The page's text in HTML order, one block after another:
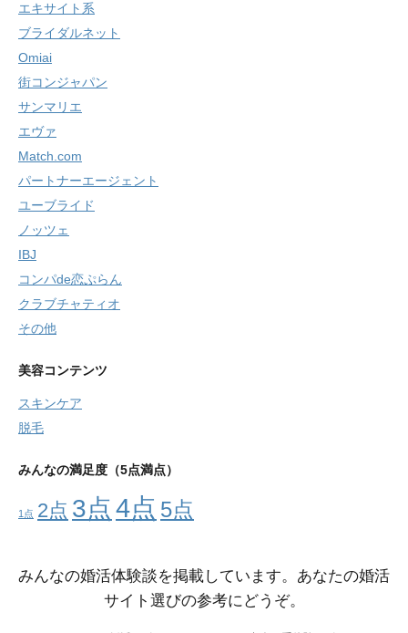
エキサイト系
ブライダルネット
Omiai
街コンジャパン
サンマリエ
エヴァ
Match.com
パートナーエージェント
ユーブライド
ノッツェ
IBJ
コンパde恋ぷらん
クラブチャティオ
その他
美容コンテンツ
スキンケア
脱毛
みんなの満足度（5点満点）
1点 2点 3点4点 5点
みんなの婚活体験談を掲載しています。あなたの婚活
サイト選びの参考にどうぞ。